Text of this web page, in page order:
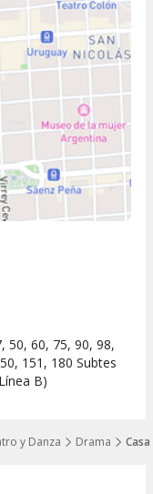
y Danza Drama
50, 60, 75, 90, 98,
151, 180 Subtes
B)